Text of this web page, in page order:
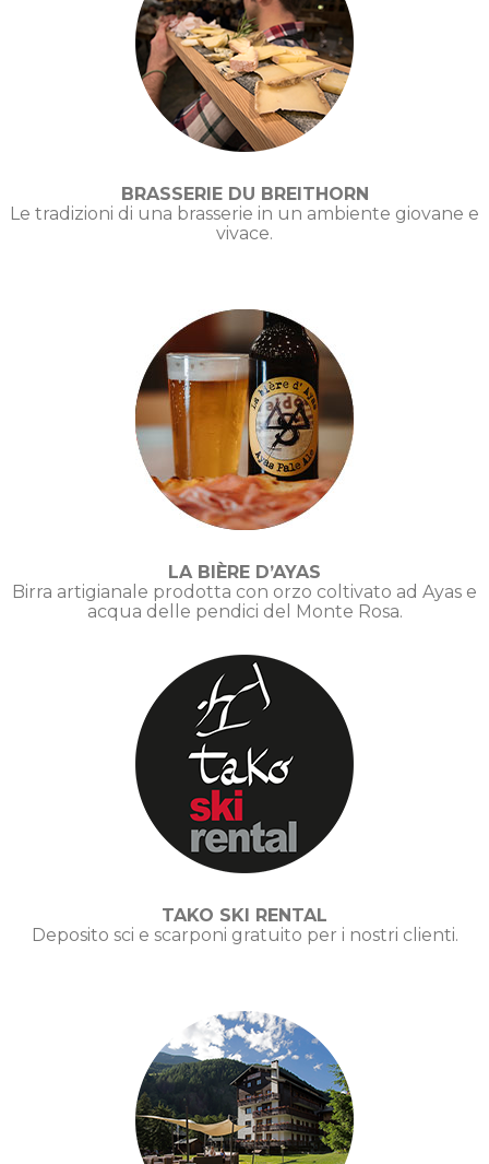
BRASSERIE DU BREITHORN
Le tradizioni di una brasserie in un ambiente giovane e
vivace.
LA BIÈRE D’AYAS
Birra artigianale prodotta con orzo coltivato ad Ayas e
acqua delle pendici del Monte Rosa.
TAKO SKI RENTAL
Deposito sci e scarponi gratuito per i nostri clienti.